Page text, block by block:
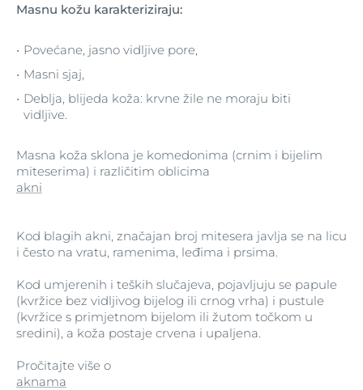
Masnu kožu karakteriziraju:
Povećane, jasno vidljive pore,
Masni sjaj,
Deblja, blijeda koža: krvne žile ne moraju biti
vidljive.
Masna koža sklona je komedonima (crnim i bijelim
miteserima) i različitim oblicima
akni
Kod blagih akni, značajan broj mitesera javlja se na licu
i često na vratu, ramenima, leđima i prsima.
Kod umjerenih i teških slučajeva, pojavljuju se papule
(kvržice bez vidljivog bijelog ili crnog vrha) i pustule
(kvržice s primjetnom bijelom ili žutom točkom u
sredini), a koža postaje crvena i upaljena.
Pročitajte više o
aknama